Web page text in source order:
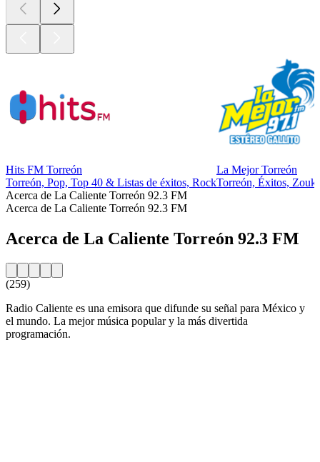
Hits FM Torreón
Torreón, Pop, Top 40 & Listas de éxitos, Rock
La Mejor Torreón
Torreón, Éxitos,
Acerca de La Caliente Torreón 92.3 FM
Acerca de La Caliente Torreón 92.3 FM
Acerca de La Caliente Torreón 92.3 FM
(259)
Radio Caliente es una emisora que difunde su señal para México y
el mundo. La mejor música popular y la más divertida
programación.